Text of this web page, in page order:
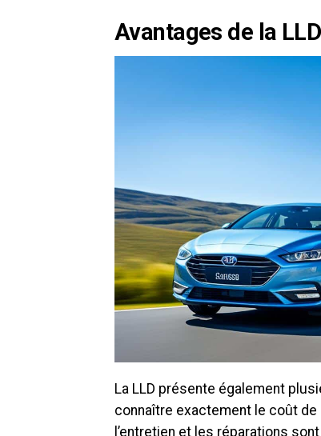
Avantages de la LLD
La LLD présente également
connaître exactement le coût
l’entretien et les réparations